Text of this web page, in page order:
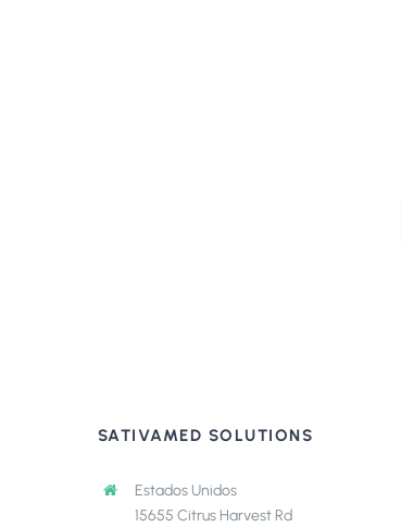
SATIVAMED SOLUTIONS
Estados Unidos
15655 Citrus Harvest Rd